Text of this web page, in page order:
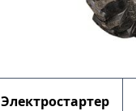
Электростартер